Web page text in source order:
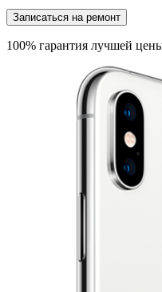
Записаться на ремонт
100% гарантия лучшей